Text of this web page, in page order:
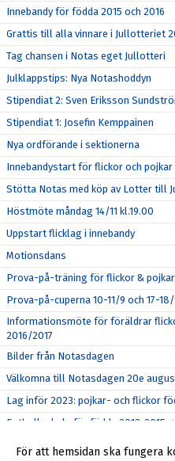
Innebandy för födda 2015 och 2016
Grattis till alla vinnare i Jullotteriet
Tag chansen i Notas eget Jullotteri
Julklappstips: Nya Notashoddyn
Stipendiat 2: Sven Eriksson
Stipendiat 1: Josefin Kemppainen
Nya ordförande i sektionerna
Innebandystart för flickor och pojkar
Stötta Notas med köp av Lotter till
Höstmöte måndag 14/11 kl.19.00
Uppstart flicklag i innebandy
Motionsdans
Prova-på-träning för flickor & pojkar
Prova-på-cuperna 10-11/9 och 17-
Informationsmöte för föräldrar
2016/2017
Bilder från Notasdagen
Välkomna till Notasdagen 20e
Lag inför 2023: pojkar- och flickor
Fotbollsskola för födda 2013-2015
Boll & Lek - för barn födda 2016/2017
För att hemsidan ska fungera